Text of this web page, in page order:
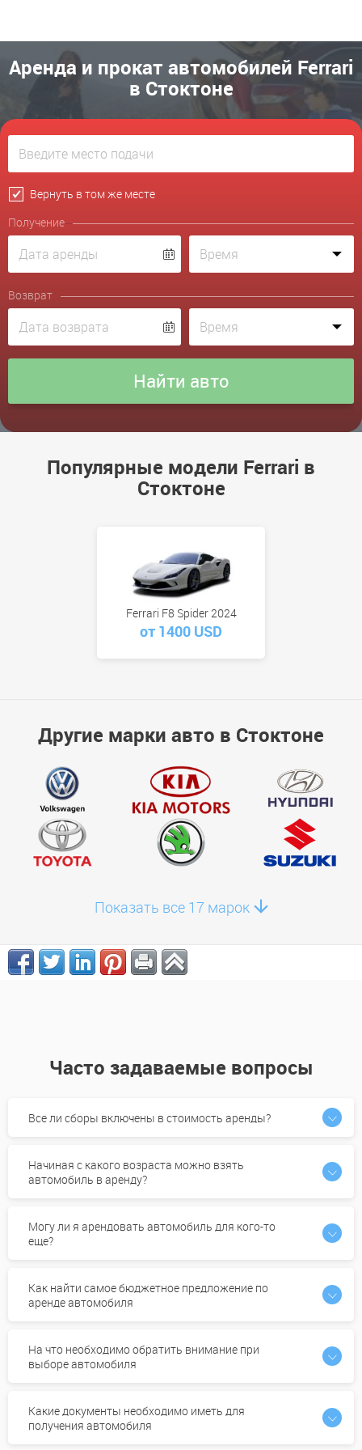
Аренда и прокат автомобилей Ferrari
в Стоктоне
Вернуть в том же месте
Получение
Возврат
Популярные модели Ferrari в
Стоктоне
Ferrari F8 Spider 2024
от 1400 USD
Другие марки авто в Стоктоне
Показать все 17 марок
Часто задаваемые вопросы
Все ли сборы включены в стоимость аренды?
Начиная с какого возраста можно взять
автомобиль в аренду?
Могу ли я арендовать автомобиль для кого-то
еще?
Как найти самое бюджетное предложение по
аренде автомобиля
На что необходимо обратить внимание при
выборе автомобиля
Какие документы необходимо иметь для
получения автомобиля